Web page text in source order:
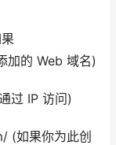
加的 Web 域名)
过 IP 访问)
(如果你为此创